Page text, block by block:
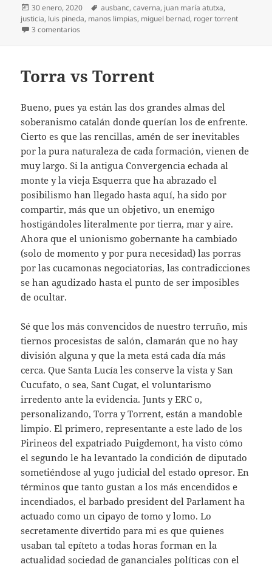
Publicado
el
30 enero, 2020 Etiquetas
ausbanc,caverna, juan maría atutxa,
justicia, luis pineda, manos limpias, miguel bernad, roger torrent
3 comentarios
Torra vs Torrent
Bueno, pues ya están las dos grandes almas del
soberanismo catalán donde querían los de enfrente.
Cierto es que las rencillas, amén de ser inevitables
por la pura naturaleza de cada formación, vienen de
muy largo. Si la antigua Convergencia echada al
monte y la vieja Esquerra que ha abrazado el
posibilismo han llegado hasta aquí, ha sido por
compartir, más que un objetivo, un enemigo
hostigándoles literalmente por tierra, mar y aire.
Ahora que el unionismo gobernante ha cambiado
(solo de momento y por pura necesidad) las porras
por las cucamonas negociatorias, las contradicciones
se han agudizado hasta el punto de ser imposibles
de ocultar.
Sé que los más convencidos de nuestro terruño, mis
tiernos procesistas de salón, clamarán que no hay
división alguna y que la meta está cada día más
cerca. Que Santa Lucía les conserve la vista y San
Cucufato, o sea, Sant Cugat, el voluntarismo
irredento ante la evidencia. Junts y ERC o,
personalizando, Torra y Torrent, están a mandoble
limpio. El primero, representante a este lado de los
Pirineos del expatriado Puigdemont, ha visto cómo
el segundo le ha levantado la condición de diputado
sometiéndose al yugo judicial del estado opresor. En
términos que tanto gustan a los más encendidos e
incendiados, el barbado president del Parlament ha
actuado como un cipayo de tomo y lomo. Lo
secretamente divertido para mi es que quienes
usaban tal epíteto a todas horas forman en la
actualidad sociedad de gananciales políticas con el